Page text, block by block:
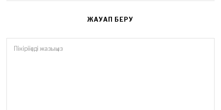
ЖАУАП БЕРУ